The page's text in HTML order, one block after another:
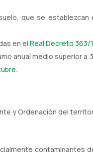
que se
en el Real Decreto 363/
anual medio superior a
.
y Ordenación del
contaminantes